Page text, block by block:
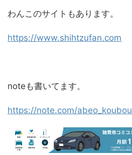
わんこのサイトもあります。
https://www.shihtzufan.com
noteも書いてます。
https://note.com/abeo_koubou